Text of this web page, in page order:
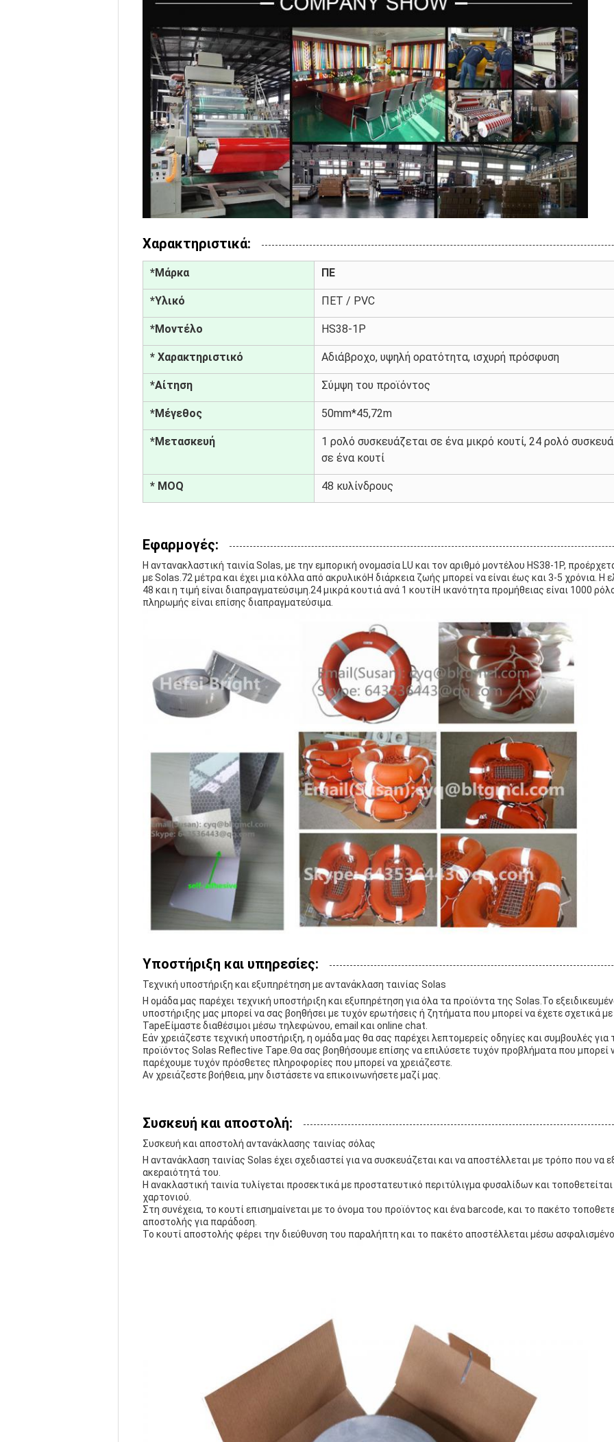
Χαρακτηριστικά:
*Μάρκα ΠΕ
*Υλικό ΠΕΤ / PVC
*Μοντέλο HS38-1P
* Χαρακτηριστικό Αδιάβροχο, υψηλή ορατότητα, ισχυρή πρόσφυση
*Αίτηση Σύμψη του προϊόντος
*Μέγεθος 50mm*45,72m
*Μετασκευή
1 ρολό συσκευάζεται σε ένα μικρό κουτί, 24 ρολό
σε ένα κουτί
* MOQ 48 κυλίνδρους
Εφαρμογές:
Η αντανακλαστική ταινία Solas, με την εμπορική ονομασία LU και τον αριθμό μοντέλου HS38-1P,
με Solas.72 μέτρα και έχει μια κόλλα από ακρυλικόΗ διάρκεια ζωής μπορεί να είναι έως και 3-5 χρόνια. Η
48 και η τιμή είναι διαπραγματεύσιμη.24 μικρά κουτιά ανά 1 κουτίΗ ικανότητα προμήθειας είναι 1000
πληρωμής είναι επίσης διαπραγματεύσιμα.
Υποστήριξη και υπηρεσίες:
Τεχνική υποστήριξη και εξυπηρέτηση με αντανάκλαση ταινίας Solas
Η ομάδα μας παρέχει τεχνική υποστήριξη και εξυπηρέτηση για όλα τα προϊόντα της Solas.Το
υποστήριξης μας μπορεί να σας βοηθήσει με τυχόν ερωτήσεις ή ζητήματα που μπορεί να έχετε σχετικά
TapeΕίμαστε διαθέσιμοι μέσω τηλεφώνου, email και online chat.
Εάν χρειάζεστε τεχνική υποστήριξη, η ομάδα μας θα σας παρέχει λεπτομερείς οδηγίες και συμβουλές
προϊόντος Solas Reflective Tape.Θα σας βοηθήσουμε επίσης να επιλύσετε τυχόν προβλήματα που μπορεί
παρέχουμε τυχόν πρόσθετες πληροφορίες που μπορεί να χρειάζεστε.
Αν χρειάζεστε βοήθεια, μην διστάσετε να επικοινωνήσετε μαζί μας.
Συσκευή και αποστολή:
Συσκευή και αποστολή αντανάκλασης ταινίας σόλας
Η αντανάκλαση ταινίας Solas έχει σχεδιαστεί για να συσκευάζεται και να αποστέλλεται με τρόπο που να
ακεραιότητά του.
Η ανακλαστική ταινία τυλίγεται προσεκτικά με προστατευτικό περιτύλιγμα φυσαλίδων και
χαρτονιού.
Στη συνέχεια, το κουτί επισημαίνεται με το όνομα του προϊόντος και ένα barcode, και το πακέτο
αποστολής για παράδοση.
Το κουτί αποστολής φέρει την διεύθυνση του παραλήπτη και το πακέτο αποστέλλεται μέσω